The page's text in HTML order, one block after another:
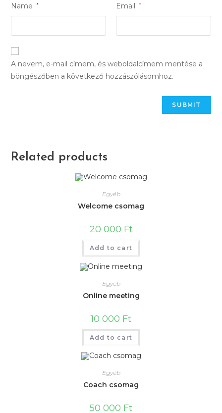
Name * Email *
A nevem, e-mail címem, és weboldalcímem mentése a
böngészőben a következő hozzászólásomhoz.
Related products
Egyéb
Welcome csomag
20 000 Ft
Add to cart
Egyéb
Online meeting
10 000 Ft
Add to cart
Egyéb
Coach csomag
50 000 Ft